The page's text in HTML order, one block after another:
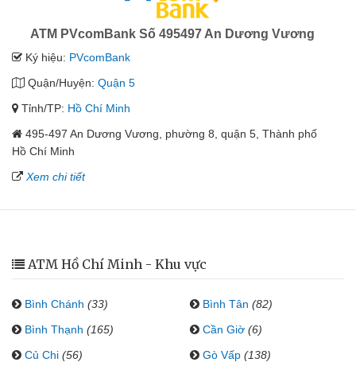
ATM PVcomBank Số 495497 An Dương Vương
Ký hiệu: PVcomBank
Quận/Huyện: Quận 5
Tỉnh/TP: Hồ Chí Minh
495-497 An Dương Vương, phường 8, quận 5, Thành phố
Hồ Chí Minh
Xem chi tiết
ATM Hồ Chí Minh - Khu vực
Bình Chánh (33) Bình Tân (82)
Bình Thạnh (165) Cần Giờ (6)
Củ Chi (56) Gò Vấp (138)